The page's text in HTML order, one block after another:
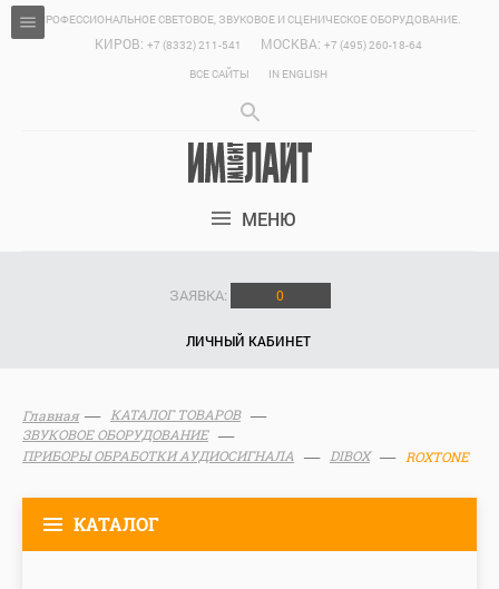
ПРОФЕССИОНАЛЬНОЕ СВЕТОВОЕ, ЗВУКОВОЕ И СЦЕНИЧЕСКОЕ ОБОРУДОВАНИЕ.
КИРОВ: +7 (8332) 211-541 МОСКВА: +7 (495) 260-18-64
ВСЕ САЙТЫ
IN ENGLISH
МЕНЮ
ЗАЯВКА: 0
ЛИЧНЫЙ КАБИНЕТ
Главная
КАТАЛОГ ТОВАРОВ
ЗВУКОВОЕ ОБОРУДОВАНИЕ
ПРИБОРЫ ОБРАБОТКИ АУДИОСИГНАЛА
DIBOX ROXTONE
КАТАЛОГ